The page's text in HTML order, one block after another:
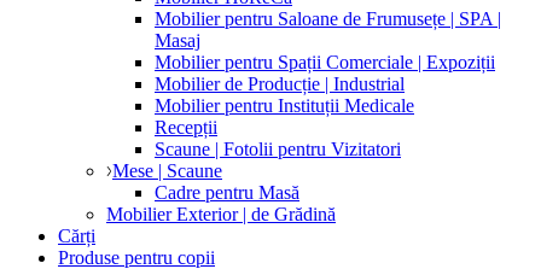
Mobilier pentru Saloane de Frumusețe | SPA |
Masaj
Mobilier pentru Spații Comerciale | Expoziții
Mobilier de Producție | Industrial
Mobilier pentru Instituții Medicale
Recepții
Scaune | Fotolii pentru Vizitatori
Mese | Scaune
Cadre pentru Masă
Mobilier Exterior | de Grădină
Cărți
Produse pentru copii